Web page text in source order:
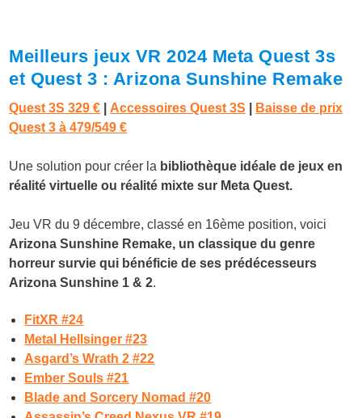
Meilleurs jeux VR 2024 Meta Quest 3s
et Quest 3 : Arizona Sunshine Remake
Quest 3S 329 € Accessoires Quest 3S
Baisse de prix
Quest 3 à 479/549 €
Une solution pour créer la bibliothèque idéale de jeux en
réalité virtuelle ou réalité mixte sur Meta Quest.
Jeu VR du 9 décembre, classé en 16ème position, voici
Arizona Sunshine Remake, un classique du genre
horreur survie qui bénéficie de ses prédécesseurs
Arizona Sunshine 1 & 2.
FitXR #24
Metal Hellsinger #23
Asgard’s Wrath 2 #22
Ember Souls #21
Blade and Sorcery Nomad #20